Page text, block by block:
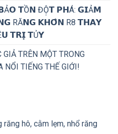
𝗧Ồ𝗡 ĐỘ̣𝗧 𝗣𝗛Á: 𝗚𝗜Ả𝗠
RĂ𝗡𝗚 𝗞𝗛𝗢̂𝗡 R8 𝗧𝗛𝗔𝗬
𝗧𝗥𝗜̣ 𝗧Ủ𝗬
TRÊN MỘT TRONG
NỔI TIẾNG THẾ GIỚI!
răng hô, cằm lẹm, nhổ răng